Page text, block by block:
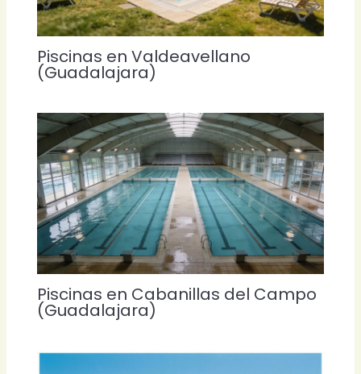
Piscinas en Valdeavellano
(Guadalajara)
Piscinas en Cabanillas del Campo
(Guadalajara)